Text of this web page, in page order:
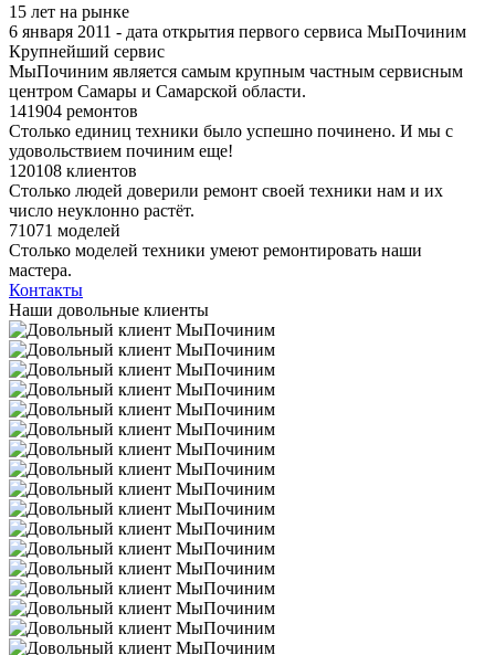
15 лет на рынке
6 января 2011 - дата открытия первого сервиса МыПочиним
Крупнейший сервис
МыПочиним является самым крупным частным сервисным
центром Самары и Самарской области.
141904 ремонтов
Столько единиц техники было успешно починено. И мы с
удовольствием починим еще!
120108 клиентов
Столько людей доверили ремонт своей техники нам и их
число неуклонно растёт.
71071 моделей
Столько моделей техники умеют ремонтировать наши
мастера.
Контакты
Наши довольные клиенты